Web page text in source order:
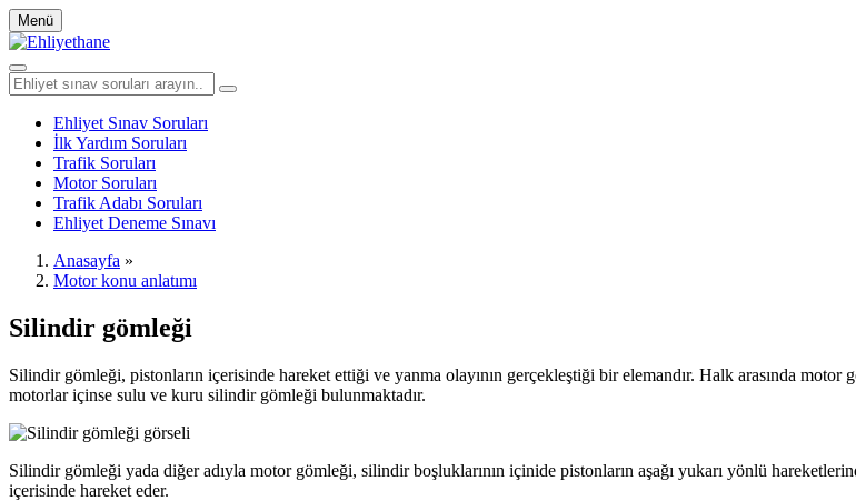
Menü
Ehliyet Sınav Soruları
İlk Yardım Soruları
Trafik Soruları
Motor Soruları
Trafik Adabı Soruları
Ehliyet Deneme Sınavı
Anasayfa »
Motor konu anlatımı
Silindir gömleği
Silindir gömleği, pistonların içerisinde hareket ettiği ve yanma olayının gerçekleştiği bir elemandır. Halk arasında
motorlar içinse sulu ve kuru silindir gömleği bulunmaktadır.
Silindir gömleği yada diğer adıyla motor gömleği, silindir boşluklarının içinide pistonların aşağı yukarı yönlü
içerisinde hareket eder.